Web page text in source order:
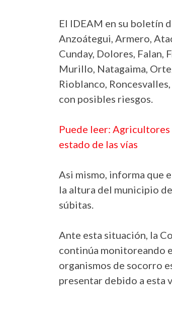
El IDEAM en su boletín
Anzoátegui, Armero,
Cunday, Dolores, Falan,
Murillo, Natagaima,
Rioblanco,
con posibles riesgos.
Puede leer:
estado de las vías
Asi mismo, informa que
la altura del municipio
súbitas.
Ante esta situación, la
continúa monitoreando
organismos de socorro
presentar debido a esta